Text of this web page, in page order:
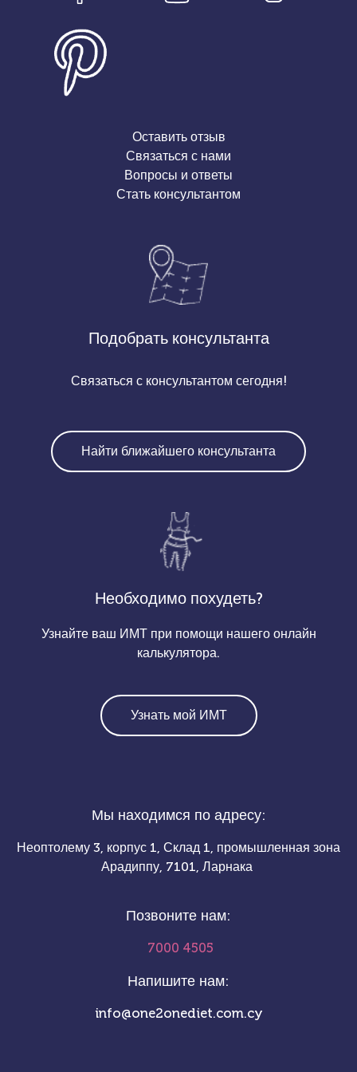
Оставить отзыв
Связаться с нами
Вопросы и ответы
Стать консультантом
Подобрать консультанта
Связаться с консультантом сегодня!
Найти ближайшего консультанта
Необходимо похудеть?
Узнайте ваш ИМТ при помощи нашего онлайн
калькулятора.
Узнать мой ИМТ
Мы находимся по адресу:
Неоптолему 3, корпус 1, Склад 1, промышленная зона
Арадиппу, 7101, Ларнака
Позвоните нам:
7000 4505
Напишите нам:
info@one2onediet.com.cy